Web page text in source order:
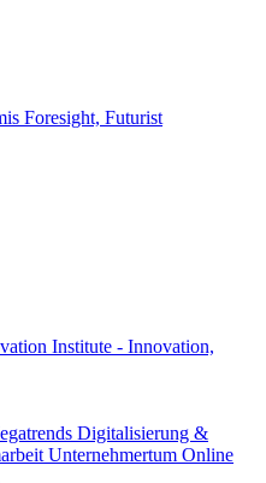
Foresight, Futurist
Institute - Innovation,
Digitalisierung &
Unternehmertum Online